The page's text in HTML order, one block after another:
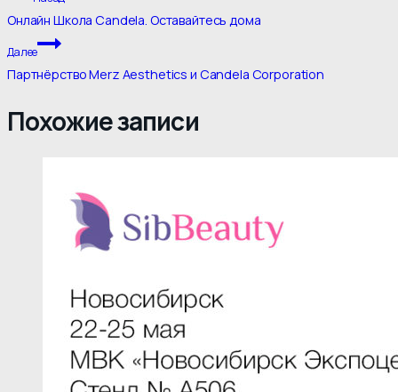
по
записям
Онлайн Школа Candela. Оставайтесь дома
Далее
Партнёрство Merz Aesthetics и Candela Corporation
Похожие записи